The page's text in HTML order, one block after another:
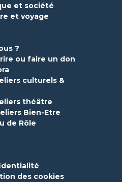
et société
et voyage
?
ou faire un don
culturels &
théâtre
Bien-Etre
de Rôle
des cookies